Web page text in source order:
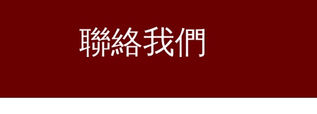
聯絡我們